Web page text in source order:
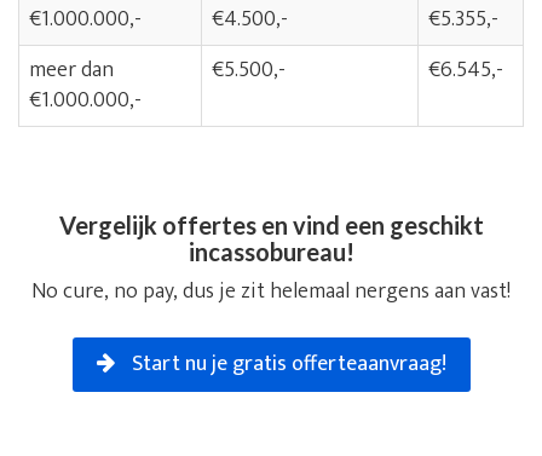
€1.000.000,-
€4.500,-
€5.355,-
meer dan
€1.000.000,-
€5.500,- €6.545,-
Vergelijk offertes en vind een geschikt
incassobureau!
No cure, no pay, dus je zit helemaal nergens aan vast!
Start nu je gratis offerteaanvraag!